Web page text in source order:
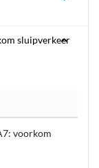
sluipverkeer
voorkom